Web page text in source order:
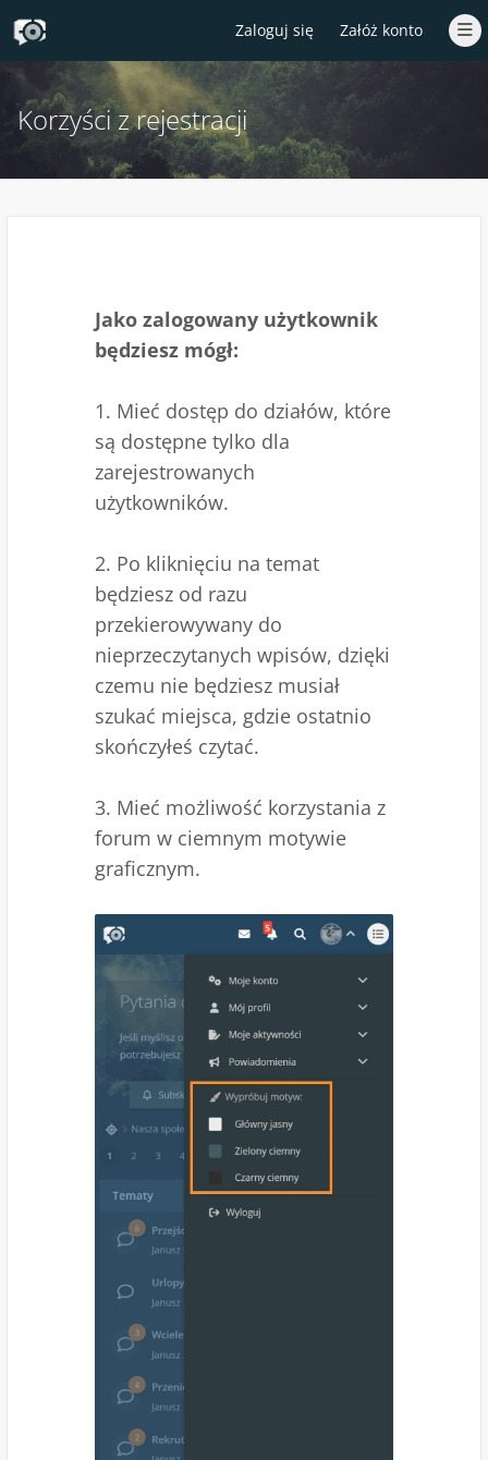
Zaloguj się Załóż konto
Korzyści z rejestracji
Jako zalogowany użytkownik
będziesz mógł:
1. Mieć dostęp do działów, które
są dostępne tylko dla
zarejestrowanych
użytkowników.
2. Po kliknięciu na temat
będziesz od razu
przekierowywany do
nieprzeczytanych wpisów, dzięki
czemu nie będziesz musiał
szukać miejsca, gdzie ostatnio
skończyłeś czytać.
3. Mieć możliwość korzystania z
forum w ciemnym motywie
graficznym.